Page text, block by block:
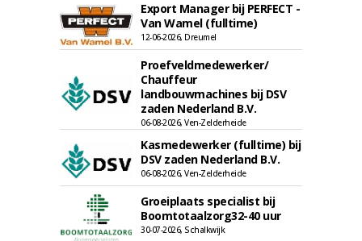
Export Manager bij PERFECT -
Van Wamel (fulltime)
12-06-2026, Dreumel
Proefveldmedewerker/
Chauffeur
landbouwmachines bij DSV
zaden Nederland B.V.
06-08-2026, Ven-Zelderheide
Kasmedewerker (fulltime) bij
DSV zaden Nederland B.V.
06-08-2026, Ven-Zelderheide
Groeiplaats specialist bij
Boomtotaalzorg32-40 uur
30-07-2026, Schalkwijk